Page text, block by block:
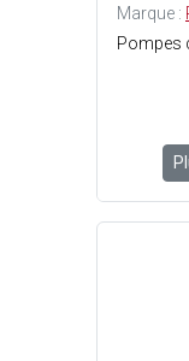
Marque :